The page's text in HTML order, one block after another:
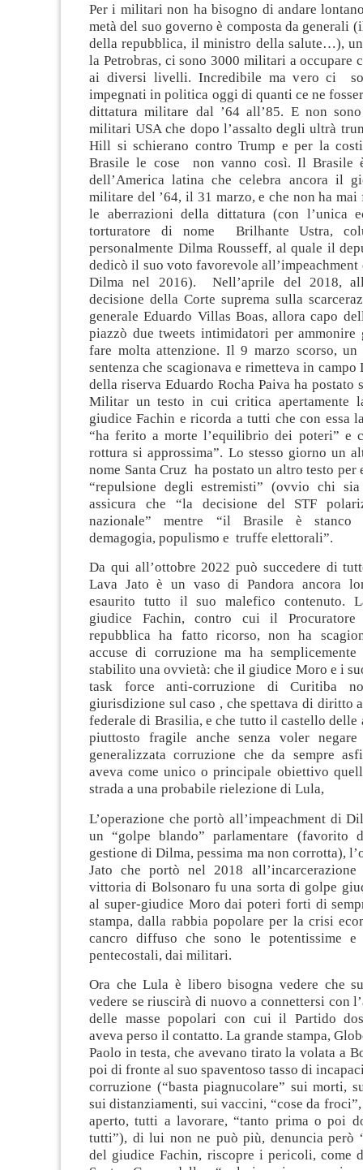
Per i militari non ha bisogno di andare
metà del suo governo è composta da generali
della repubblica, il ministro della salute…),
la Petrobras, ci sono 3000 militari a occupare
ai diversi livelli. Incredibile ma vero ci
impegnati in politica oggi di quanti ce ne
dittatura militare dal ’64 all’85. E non
militari USA che dopo l’assalto degli ultrà
Hill si schierano contro Trump e per la
Brasile le cose non vanno così. Il Brasile
dell’America latina che celebra ancora il
militare del ’64, il 31 marzo, e che non ha
le aberrazioni della dittatura (con l’unica
torturatore di nome Brilhante Ustra,
personalmente Dilma Rousseff, al quale il
dedicò il suo voto favorevole all’impeachment
Dilma nel 2016). Nell’aprile del 2018,
decisione della Corte suprema sulla
generale Eduardo Villas Boas, allora capo
piazzò due tweets intimidatori per
fare molta attenzione. Il 9 marzo scorso,
sentenza che scagionava e rimetteva in
della riserva Eduardo Rocha Paiva ha postato
Militar un testo in cui critica apertamente
giudice Fachin e ricorda a tutti che con essa
“ha ferito a morte l’equilibrio dei poteri” e
rottura si approssima”. Lo stesso giorno un
nome Santa Cruz ha postato un altro testo per
“repulsione degli estremisti” (ovvio chi sia
assicura che “la decisione del STF
nazionale” mentre “il Brasile è stanco
demagogia, populismo e truffe elettorali”.
Da qui all’ottobre 2022 può succedere di
Lava Jato è un vaso di Pandora ancora
esaurito tutto il suo malefico contenuto.
giudice Fachin, contro cui il Procuratore
repubblica ha fatto ricorso, non ha
accuse di corruzione ma ha semplicemente
stabilito una ovvietà: che il giudice Moro e i
task force anti-corruzione di Curitiba
giurisdizione sul caso , che spettava di diritto
federale di Brasilia, e che tutto il castello delle
piuttosto fragile anche senza voler
generalizzata corruzione che da sempre
aveva come unico o principale obiettivo
strada a una probabile rielezione di Lula,
L’operazione che portò all’impeachment di
un “golpe blando” parlamentare (favorito
gestione di Dilma, pessima ma non corrotta),
Jato che portò nel 2018
vittoria di Bolsonaro fu una sorta di golpe
al super-giudice Moro dai poteri forti di
stampa, dalla rabbia popolare per la crisi
cancro diffuso che sono le potentissime e
pentecostali, dai militari.
Ora che Lula è libero bisogna vedere che
vedere se riuscirà di nuovo a connettersi con
delle masse popolari con cui il Partido dos
aveva perso il contatto. La grande stampa,
Paolo in testa, che avevano tirato la volata a
poi di fronte al suo spaventoso tasso di
corruzione (“basta piagnucolare” sui morti,
sui distanziamenti, sui vaccini, “cose da
aperto, tutti a lavorare, “tanto prima o poi
tutti”), di lui non ne può più, denuncia però
del giudice Fachin, riscopre i pericoli, come